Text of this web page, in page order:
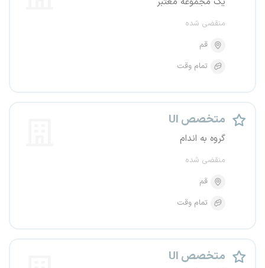
منقضی شده
قم
تمام وقت
متخصص UI
گروه به اندام
منقضی شده
قم
تمام وقت
متخصص UI